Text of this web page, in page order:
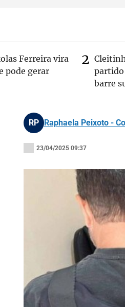
Ferreira vira
pode gerar
partido
barre
RP Raphaela Peixoto -
23/04/2025 09:37